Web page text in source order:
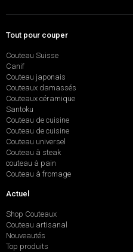
Tout pour couper
Couteau Suisse
Canif
Couteau japonais
Couteaux damassés
Couteaux céramique
Santoku
Couteau de cuisine
Couteau de cuisine
Couteau universel
Couteau à steak
couteau à pain
Couteau à fromage
Actuel
Shop Couteaux
Couteau artisanal
Nouveautés
Top produits